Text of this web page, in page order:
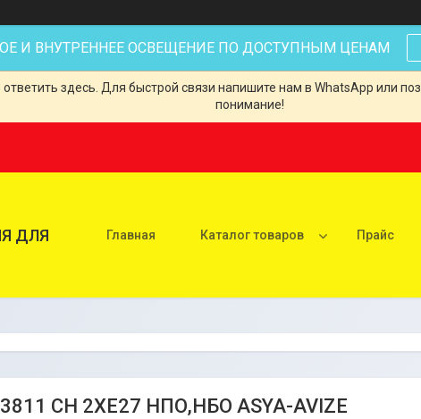
И ВНУТРЕННЕЕ ОСВЕЩЕНИЕ ПО ДОСТУПНЫМ ЦЕНАМ
здесь. Для быстрой связи напишите нам в WhatsApp или
понимание!
ДЛЯ
Главная Каталог товаров Прайс
СH 2XE27 НПО,НБО ASYA-AVIZE